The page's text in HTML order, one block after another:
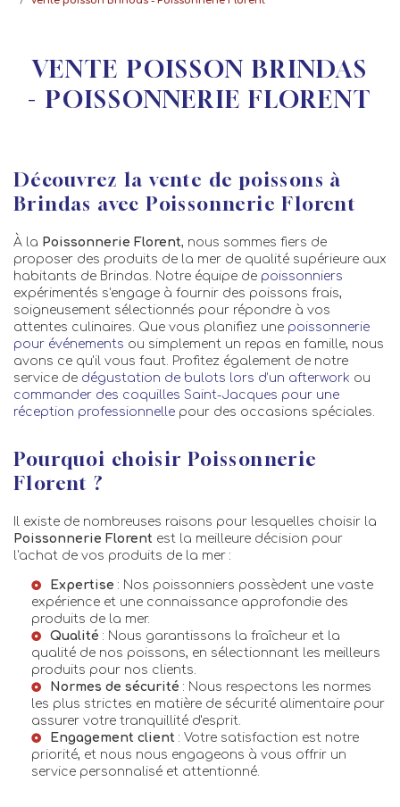
VENTE POISSON BRINDAS
- POISSONNERIE FLORENT
Découvrez la vente de poissons à
Brindas avec Poissonnerie Florent
À la Poissonnerie Florent, nous sommes fiers de
proposer des produits de la mer de qualité supérieure aux
habitants de Brindas. Notre équipe de poissonniers
expérimentés s'engage à fournir des poissons frais,
soigneusement sélectionnés pour répondre à vos
attentes culinaires. Que vous planifiez une poissonnerie
pour événements ou simplement un repas en famille, nous
avons ce qu'il vous faut. Profitez également de notre
service de dégustation de bulots lors d’un afterwork ou
commander des coquilles Saint-Jacques pour une
réception professionnelle pour des occasions spéciales.
Pourquoi choisir Poissonnerie
Florent ?
Il existe de nombreuses raisons pour lesquelles choisir la
Poissonnerie Florent est la meilleure décision pour
l'achat de vos produits de la mer :
Expertise : Nos poissonniers possèdent une vaste
expérience et une connaissance approfondie des
produits de la mer.
Qualité : Nous garantissons la fraîcheur et la
qualité de nos poissons, en sélectionnant les meilleurs
produits pour nos clients.
Normes de sécurité : Nous respectons les normes
les plus strictes en matière de sécurité alimentaire pour
assurer votre tranquillité d'esprit.
Engagement client : Votre satisfaction est notre
priorité, et nous nous engageons à vous offrir un
service personnalisé et attentionné.